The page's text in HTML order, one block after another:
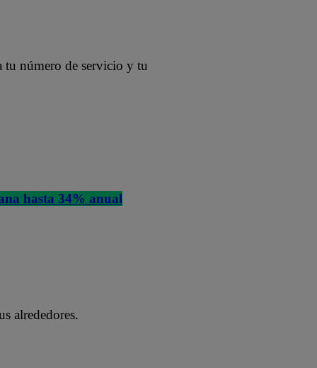
tu número de servicio y tu
hasta 34% anual
alrededores.